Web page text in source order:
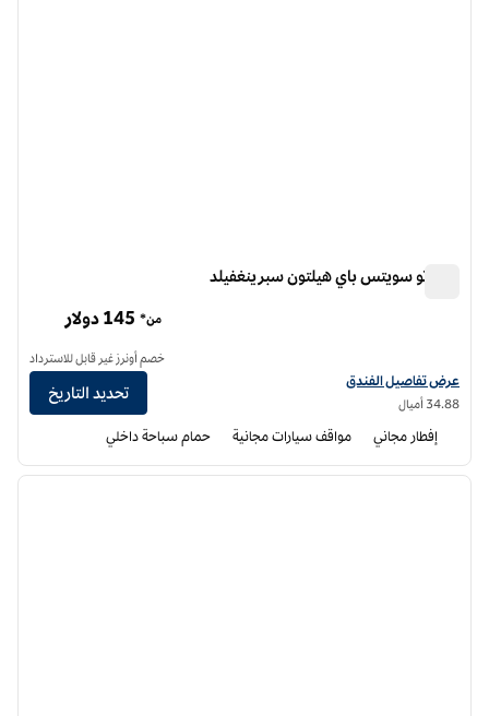
هوم تو سويتس باي هيلتون سبرينغفيلد
عرض تفاصيل الفندق أجنحة هوم تو من هيلتون سبرينغفيلد
عرض تفاصيل الفندق
34.88 أميال
من* 145 دولار
خصم أونرز غير قابل للاسترداد
تحديد التاريخ
إفطار مجاني مواقف سيارات مجانية حمام سباحة داخلي
1 من 12
الصورة